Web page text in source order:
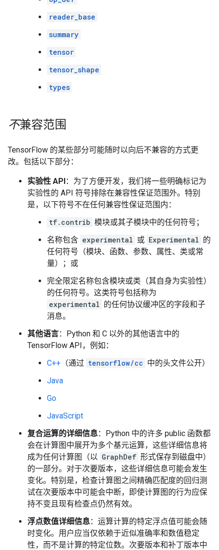
reader_base
summary
tensor
tensor_shape
types
不兼容范围
TensorFlow 的某些部分可能随时以向后不兼容的方式更
改。包括以下部分：
实验性 API：为了方便开发，我们将一些明确标记为
实验性的 API 符号排除在兼容性保证范围外。特别
是，以下符号不在任何兼容性保证范围内：
tf.contrib 模块或其子模块中的任何符号；
名称包含 experimental 或 Experimental 的
任何符号（模块、函数、参数、属性、类或常
量）；或
完全限定名称包含模块或类（其自身为实验性）
的任何符号。这类符号包括称为
experimental 的任何协议缓冲区的字段和子
消息。
其他语言：Python 和 C 以外的其他语言中的
TensorFlow API，例如：
C++ （通过 tensorflow/cc 中的头文件公开）
Java
Go
JavaScript
复合运算的详细信息：Python 中的许多 public 函数都
会在计算图中展开为多个基元运算，这些详细信息将
成为任何计算图（以 GraphDef 形式保存到磁盘中）
的一部分。对于次要版本，这些详细信息可能会发生
变化。特别是，检查计算图之间精确匹配度的回归测
试在次要版本中可能会中断，即使计算图的行为应保
持不变且现有检查点仍然有效。
浮点数值详细信息：运算计算的特定浮点值可能会随
时变化。用户应当仅依赖于近似准确率和数值稳定
性，而不是计算的特定位数。次要版本和补丁版本中